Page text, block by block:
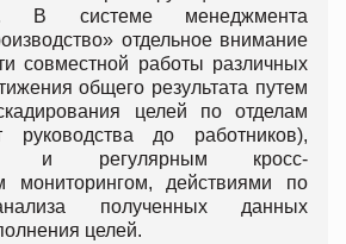
В системе менеджмента
отдельное внимание
совместной работы различных
общего результата путем
целей по отделам
руководства до работников),
и регулярным кросс-
мониторингом, действиями по
полученных данных
целей.